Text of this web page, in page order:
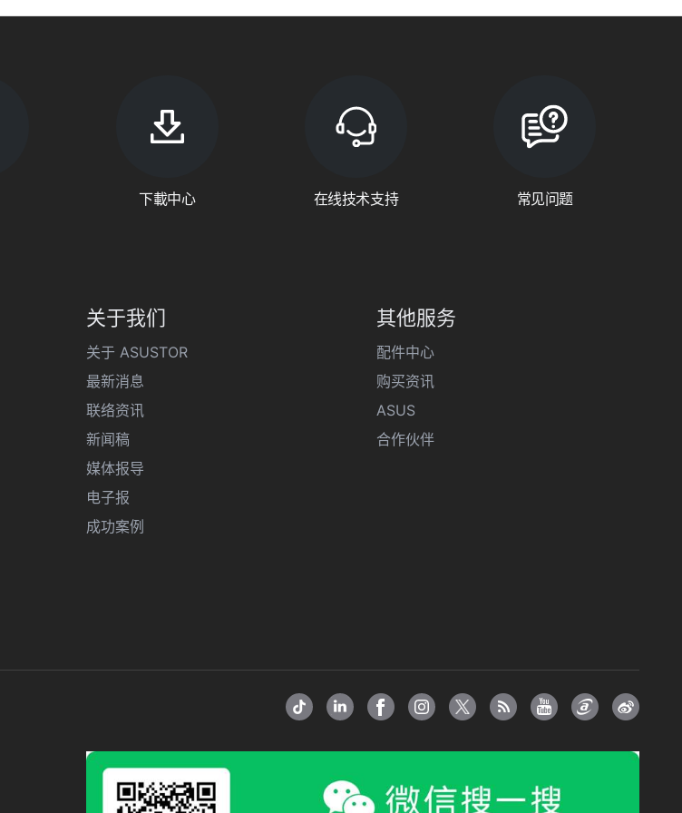
下載中心 在线技术支持 常见问题
关于我们
关于 ASUSTOR
最新消息
联络资讯
新闻稿
媒体报导
电子报
成功案例
其他服务
配件中心
购买资讯
ASUS
合作伙伴